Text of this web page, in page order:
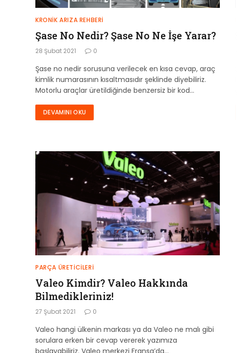
KRONIK ARIZA REHBERI
Şase No Nedir? Şase No Ne İşe Yarar?
28 Şubat 2021 0
Şase no nedir sorusuna verilecek en kısa cevap, araç
kimlik numarasının kısaltmasıdır şeklinde diyebiliriz.
Motorlu araçlar üretildiğinde benzersiz bir kod…
DEVAMINI OKU
PARÇA ÜRETICILERI
Valeo Kimdir? Valeo Hakkında
Bilmedikleriniz!
27 Şubat 2021 0
Valeo hangi ülkenin markası ya da Valeo ne malı gibi
sorulara erken bir cevap vererek yazımıza
başlayabiliriz. Valeo merkezi Fransa’da…